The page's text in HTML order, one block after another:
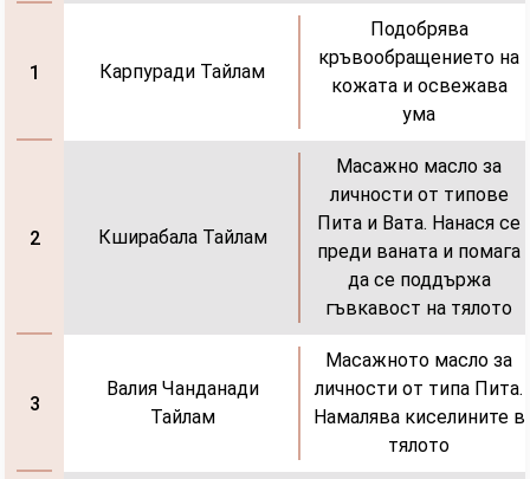
1
2
3
Карпуради Тайлам
Кширабала Тайлам
Валия Чанданади
Тайлам
Подобрява
кръвообращението на
кожата и освежава
ума
Масажно масло за
личности от типове
Пита и Вата. Нанася се
преди ваната и помага
да се поддържа
гъвкавост на тялото
Масажното масло за
личности от типа Пита.
Намалява киселините в
тялото